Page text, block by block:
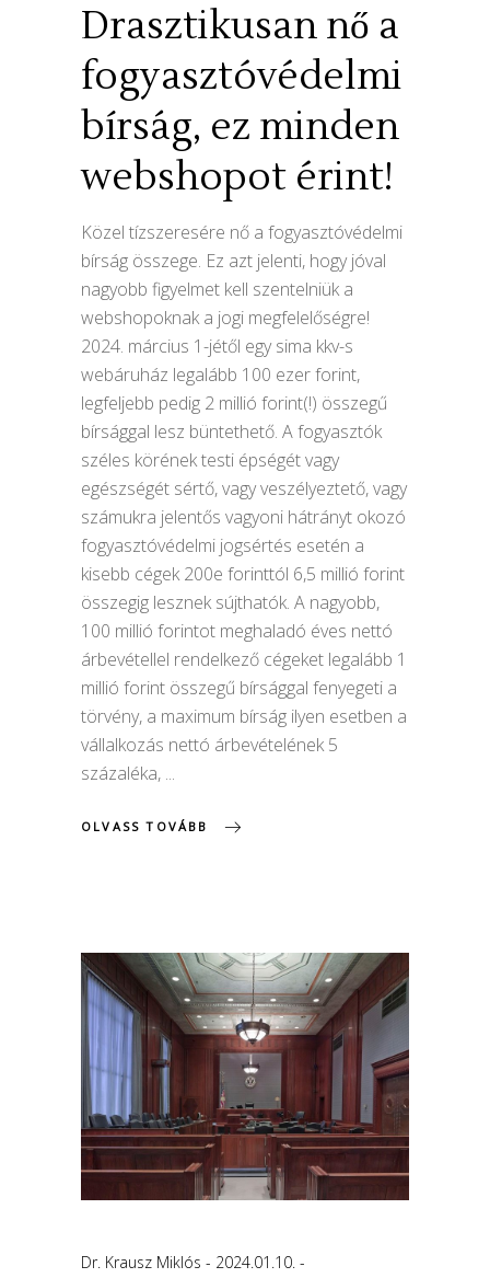
Drasztikusan nő a
fogyasztóvédelmi
bírság, ez minden
webshopot érint!
Közel tízszeresére nő a fogyasztóvédelmi
bírság összege. Ez azt jelenti, hogy jóval
nagyobb figyelmet kell szentelniük a
webshopoknak a jogi megfelelőségre!
2024. március 1-jétől egy sima kkv-s
webáruház legalább 100 ezer forint,
legfeljebb pedig 2 millió forint(!) összegű
bírsággal lesz büntethető. A fogyasztók
széles körének testi épségét vagy
egészségét sértő, vagy veszélyeztető, vagy
számukra jelentős vagyoni hátrányt okozó
fogyasztóvédelmi jogsértés esetén a
kisebb cégek 200e forinttól 6,5 millió forint
összegig lesznek sújthatók. A nagyobb,
100 millió forintot meghaladó éves nettó
árbevétellel rendelkező cégeket legalább 1
millió forint összegű bírsággal fenyegeti a
törvény, a maximum bírság ilyen esetben a
vállalkozás nettó árbevételének 5
százaléka,
OLVASS TOVÁBB
Dr. Krausz Miklós 2024.01.10.